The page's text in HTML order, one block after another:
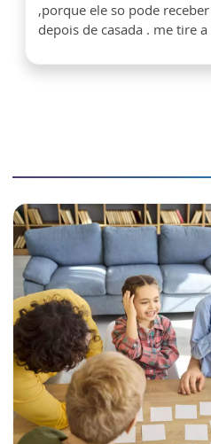
,porque ele so pode
depois de casada . me tire